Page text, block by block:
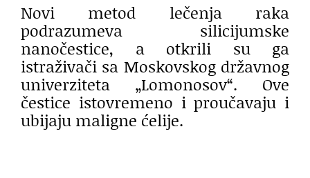
Novi metod lečenja raka
podrazumeva silicijumske
nanočestice, a otkrili su ga
istraživači sa Moskovskog državnog
univerziteta „Lomonosov“. Ove
čestice istovremeno i proučavaju i
ubijaju maligne ćelije.